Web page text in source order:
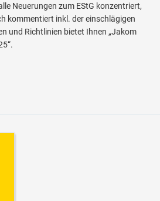
Neuerungen zum EStG konzentriert,
kommentiert inkl. der einschlägigen
und Richtlinien bietet Ihnen „Jakom